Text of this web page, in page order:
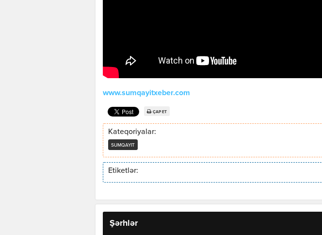
www.sumqayitxeber.com
ÇAP ET
Kateqoriyalar:
SUMQAYIT
Etiketlər:
Şərhlər